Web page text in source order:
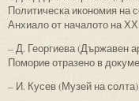
Политическа икономия на
Анхиало от началото на
– Д. Георгиева (Държавен
Поморие отразено в
– И. Кусев (Музей на